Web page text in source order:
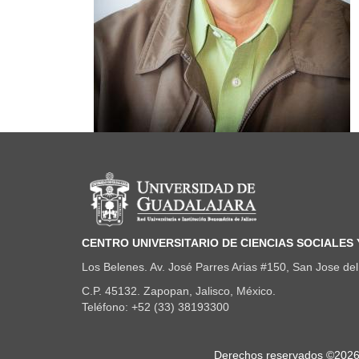
Información del portal
CENTRO UNIVERSITARIO DE CIENCIAS SOCIALES
Los Belenes. Av. José Parres Arias #150, San Jose del
C.P. 45132. Zapopan, Jalisco, México.
Teléfono: +52 (33) 38193300
Derechos reservados